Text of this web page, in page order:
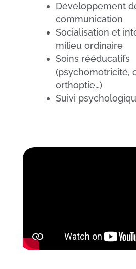
Développement
communication
Socialisation et
milieu ordinaire
Soins rééducatifs
(psychomotricité,
orthoptie…)
Suivi